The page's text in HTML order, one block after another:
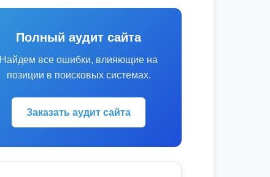
Полный аудит сайта
Найдем все ошибки, влияющие на
позиции в поисковых системах.
Заказать аудит сайта